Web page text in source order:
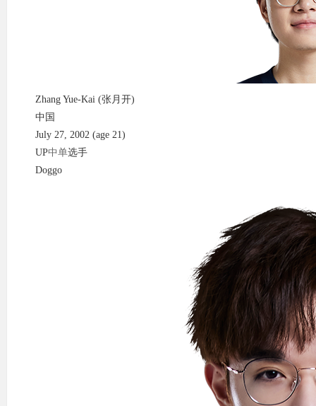
Zhang Yue-Kai (张月开)
中国
July 27, 2002 (age 21)
UP中单选手
Doggo